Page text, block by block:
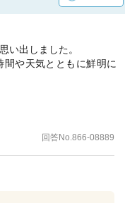
い出しました。
や天気とともに鮮明に
回答No.866-08889